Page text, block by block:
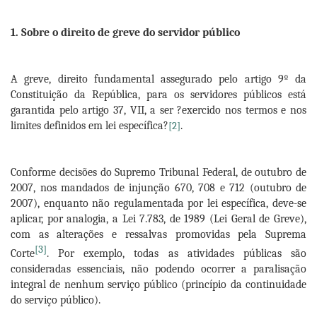
1. Sobre o direito de greve do servidor público
A greve, direito fundamental assegurado pelo artigo 9º da
Constituição da República, para os servidores públicos está
garantida pelo artigo 37, VII, a ser ?exercido nos termos e nos
limites definidos em lei específica?[2].
Conforme decisões do Supremo Tribunal Federal, de outubro de
2007, nos mandados de injunção 670, 708 e 712 (outubro de
2007), enquanto não regulamentada por lei específica, deve-se
aplicar, por analogia, a Lei 7.783, de 1989 (Lei Geral de Greve),
com as alterações e ressalvas promovidas pela Suprema
Corte[3]. Por exemplo, todas as atividades públicas são
consideradas essenciais, não podendo ocorrer a paralisação
integral de nenhum serviço público (princípio da continuidade
do serviço público).